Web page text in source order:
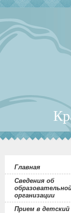
Главная
Сведения об
организации
Прием в детский